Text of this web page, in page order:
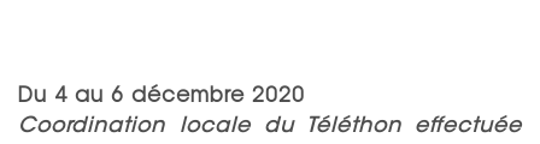
Du 4 au 6 décembre 2020
Coordination locale du Téléthon effectuée